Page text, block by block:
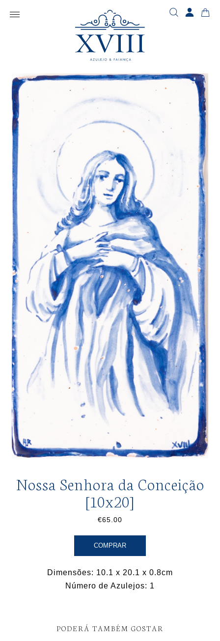
Nossa Senhora da Conceição
[10x20]
€65.00
COMPRAR
Dimensões: 10.1 x 20.1 x 0.8cm
Número de Azulejos: 1
PODERÁ TAMBÉM GOSTAR